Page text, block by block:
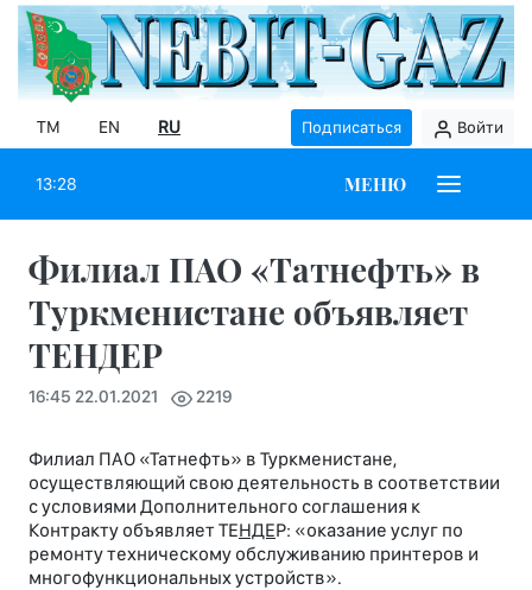
TM EN RU Подписаться Войти
13:28 МЕНЮ
Филиал ПАО «Татнефть» в
Туркменистане объявляет
ТЕНДЕР
16:45 22.01.2021 2219
Филиал ПАО «Татнефть» в Туркменистане,
осуществляющий свою деятельность в соответствии
с условиями Дополнительного соглашения к
Контракту объявляет ТЕНДЕР: «оказание услуг по
ремонту техническому обслуживанию принтеров и
многофункциональных устройств».